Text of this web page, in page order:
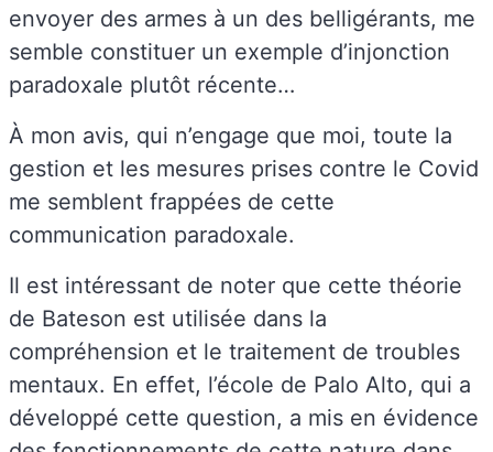
envoyer des armes à un des belligérants, me
semble constituer un exemple d’injonction
paradoxale plutôt récente…
À mon avis, qui n’engage que moi, toute la
gestion et les mesures prises contre le Covid
me semblent frappées de cette
communication paradoxale.
Il est intéressant de noter que cette théorie
de Bateson est utilisée dans la
compréhension et le traitement de troubles
mentaux. En effet, l’école de Palo Alto, qui a
développé cette question, a mis en évidence